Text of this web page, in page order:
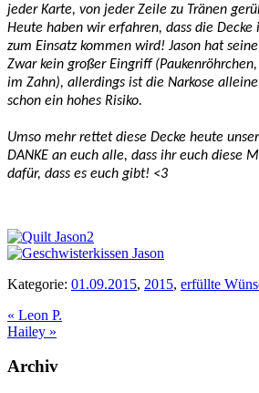
jeder Karte, von jeder Zeile zu Tränen
Heute haben wir erfahren, dass die Decke
zum Einsatz kommen wird! Jason hat
Zwar kein großer Eingriff
im Zahn), allerdings ist die Narkose
schon ein hohes Risiko.
Umso mehr rettet diese Decke heute
DANKE an euch alle, dass ihr euch diese
dafür, dass es euch gibt! <3
Kategorie: 01.09.2015, 2015, erfüllte
Vorheriger
Beitrag:
« Leon P.
Nächster
Hailey »
Seitenspalte
Archiv